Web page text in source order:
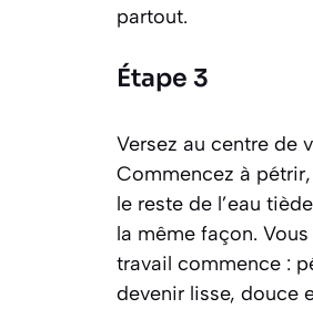
partout.
Étape 3
Versez au centre de
Commencez à
le reste de l’eau
la même façon.
travail commence :
devenir lisse, douce